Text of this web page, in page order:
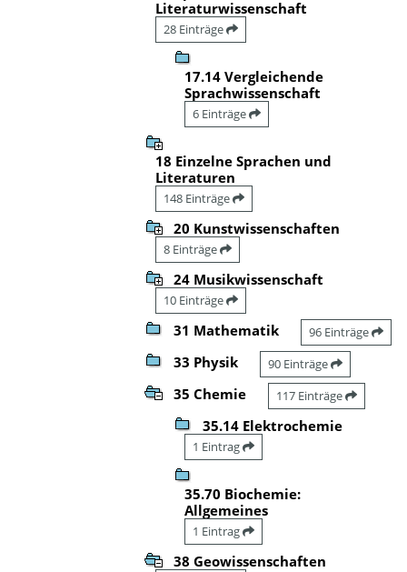
Literaturwissenschaft
28 Einträge
17.14 Vergleichende
Sprachwissenschaft
6 Einträge
18 Einzelne Sprachen und
Literaturen
148 Einträge
20 Kunstwissenschaften
8 Einträge
24 Musikwissenschaft
10 Einträge
31 Mathematik 96 Einträge
33 Physik 90 Einträge
35 Chemie 117 Einträge
35.14 Elektrochemie
1 Eintrag
35.70 Biochemie:
Allgemeines
1 Eintrag
38 Geowissenschaften